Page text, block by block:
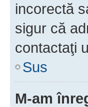
incorectă
sigur că
contactaţi
Sus
M-am